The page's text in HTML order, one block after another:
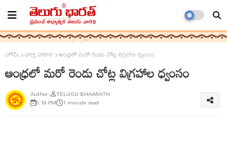
హోమ్ వార్తా వాహిని ఆంధ్రలో మరో రెండు చోట్ల విగ్రహాల ధ్వంసం
ఆంధ్రలో మరో రెండు చోట్ల విగ్రహాల ధ్వంసం
TELUGU BHAARATH
6:18 PM 1 minute read